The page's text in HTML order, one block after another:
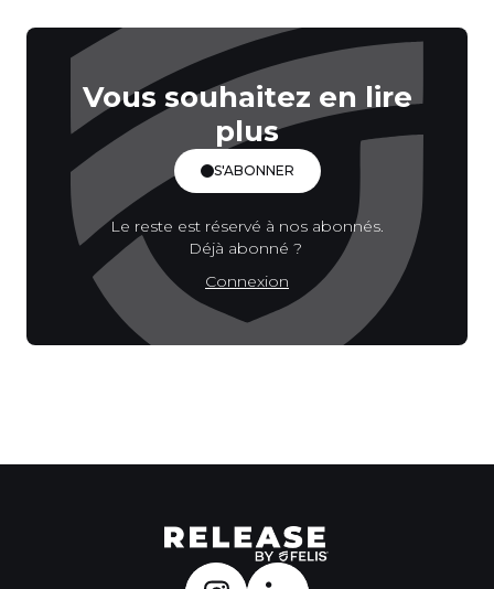
Vous souhaitez en lire
plus
S'ABONNER
Le reste est réservé à nos abonnés.
Déjà abonné ?
Connexion